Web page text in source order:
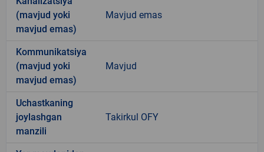
(mavjud yoki
mavjud emas)
Mavjud emas
Kommunikatsiya
(mavjud yoki
mavjud emas)
Mavjud
Uchastkaning
joylashgan
manzili
Takirkul OFY